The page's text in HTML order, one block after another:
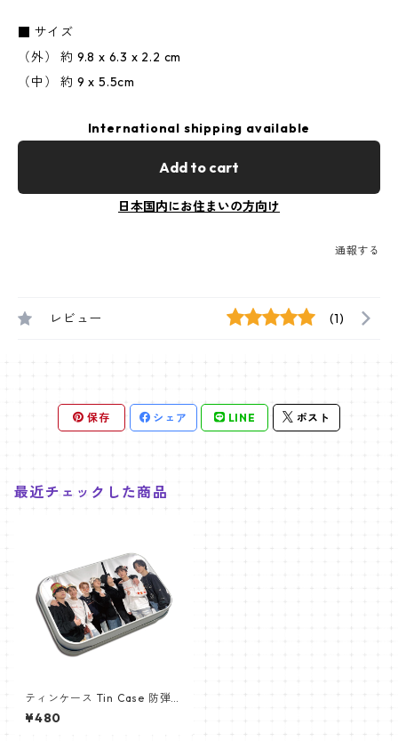
■ サイズ
（外） 約 9.8 x 6.3 x 2.2 cm
（中） 約 9 x 5.5cm
International shipping available
Add to cart
日本国内にお住まいの方向け
通報する
レビュー (1)
保存 シェア LINE ポスト
最近チェックした商品
ティンケース Tin Case 防弾少
年団 (BTS-4)
¥480